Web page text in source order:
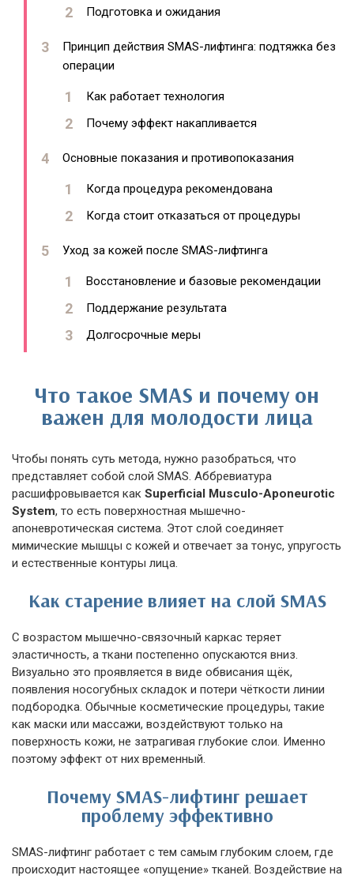
Подготовка и ожидания
Принцип действия SMAS-лифтинга: подтяжка без
операции
Как работает технология
Почему эффект накапливается
Основные показания и противопоказания
Когда процедура рекомендована
Когда стоит отказаться от процедуры
Уход за кожей после SMAS-лифтинга
Восстановление и базовые рекомендации
Поддержание результата
Долгосрочные меры
Что такое SMAS и почему он
важен для молодости лица
Чтобы понять суть метода, нужно разобраться, что
представляет собой слой SMAS. Аббревиатура
расшифровывается как Superficial Musculo-Aponeurotic
System, то есть поверхностная мышечно-
апоневротическая система. Этот слой соединяет
мимические мышцы с кожей и отвечает за тонус, упругость
и естественные контуры лица.
Как старение влияет на слой SMAS
С возрастом мышечно-связочный каркас теряет
эластичность, а ткани постепенно опускаются вниз.
Визуально это проявляется в виде обвисания щёк,
появления носогубных складок и потери чёткости линии
подбородка. Обычные косметические процедуры, такие
как маски или массажи, воздействуют только на
поверхность кожи, не затрагивая глубокие слои. Именно
поэтому эффект от них временный.
Почему SMAS-лифтинг решает
проблему эффективно
SMAS-лифтинг работает с тем самым глубоким слоем, где
происходит настоящее «опущение» тканей. Воздействие на